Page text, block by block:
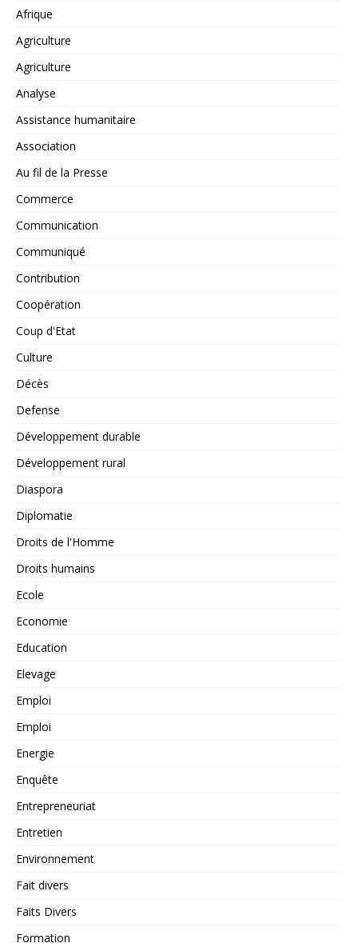
Afrique
Agriculture
Agriculture
Analyse
Assistance humanitaire
Association
Au fil de la Presse
Commerce
Communication
Communiqué
Contribution
Coopération
Coup d'Etat
Culture
Décès
Defense
Développement durable
Développement rural
Diaspora
Diplomatie
Droits de l'Homme
Droits humains
Ecole
Economie
Education
Elevage
Emploi
Emploi
Energie
Enquête
Entrepreneuriat
Entretien
Environnement
Fait divers
Faits Divers
Formation